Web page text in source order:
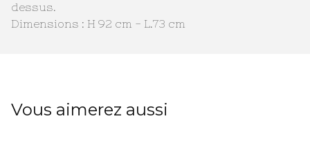
dessus.
Dimensions : H 92 cm - L.73 cm
Vous aimerez aussi